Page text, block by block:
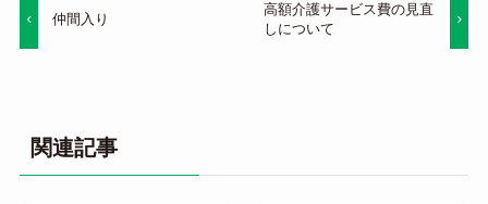
仲間入り
高額介護サービス費の見直
しについて
関連記事